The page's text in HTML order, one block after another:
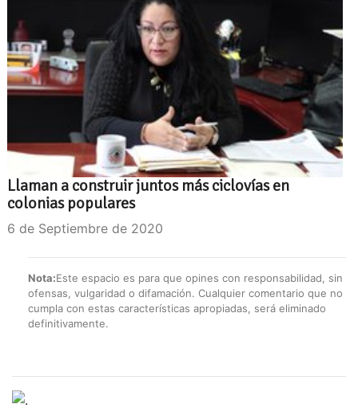
Llaman a construir juntos más ciclovías en
colonias populares
6 de Septiembre de 2020
Nota:Este espacio es para que opines con responsabilidad, sin
ofensas, vulgaridad o difamación. Cualquier comentario que no
cumpla con estas características apropiadas, será eliminado
definitivamente.